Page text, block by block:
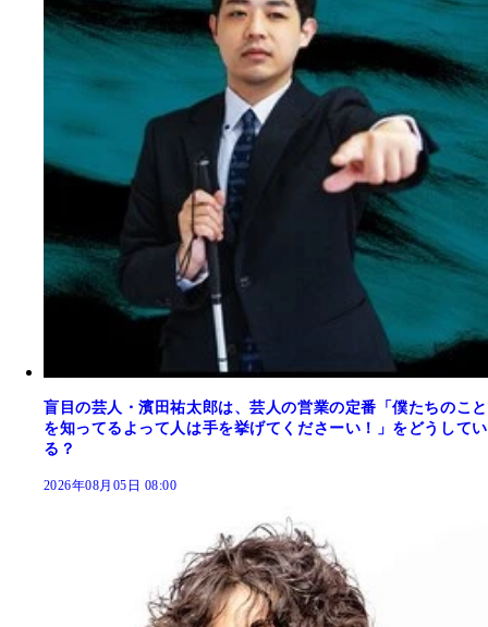
盲目の芸人・濱田祐太郎は、芸人の営業の定番「僕たちのこと
を知ってるよって人は手を挙げてくださーい！」をどうしてい
る？
2026年08月05日 08:00